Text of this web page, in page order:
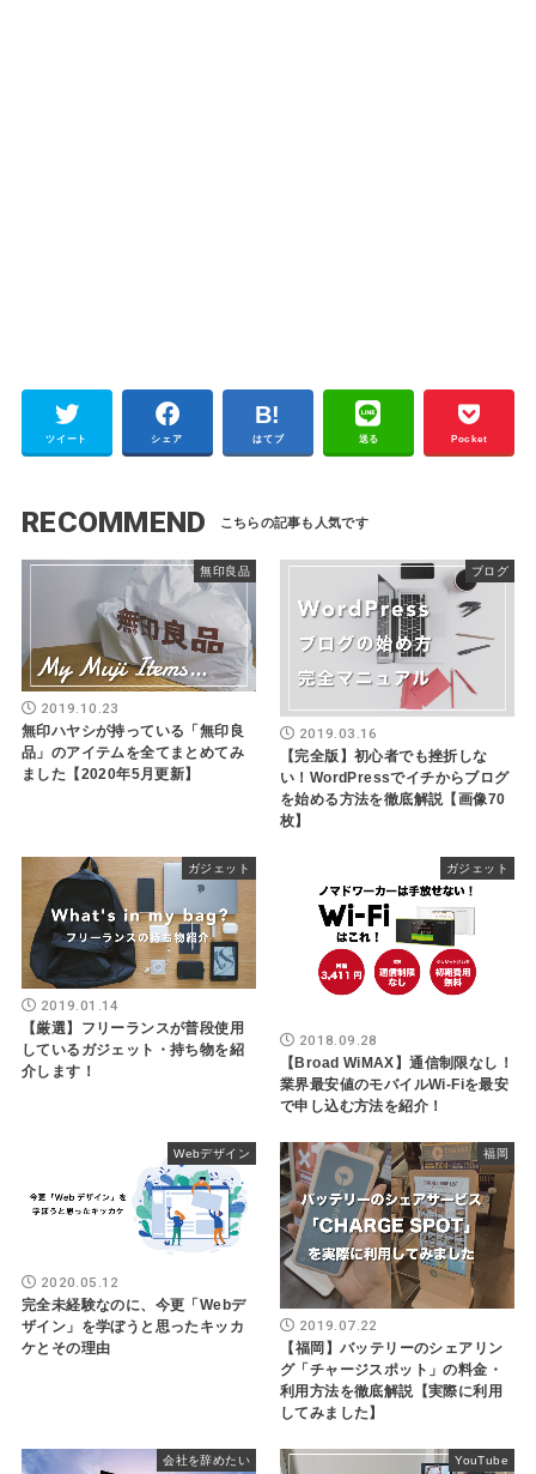
ツイート シェア はてブ 送る Pocket
RECOMMEND
無印良品
2019.10.23
無印ハヤシが持っている「無印良
品」のアイテムを全てまとめてみ
ました【2020年5月更新】
ブログ
2019.03.16
【完全版】初心者でも挫折しな
い！WordPressでイチからブログ
を始める方法を徹底解説【画像70
枚】
ガジェット
2019.01.14
【厳選】フリーランスが普段使用
しているガジェット・持ち物を紹
介します！
ガジェット
2018.09.28
【Broad WiMAX】通信制限なし！
業界最安値のモバイルWi-Fiを最安
で申し込む方法を紹介！
Webデザイン
2020.05.12
完全未経験なのに、今更「Webデ
ザイン」を学ぼうと思ったキッカ
ケとその理由
福岡
2019.07.22
【福岡】バッテリーのシェアリン
グ「チャージスポット」の料金・
利用方法を徹底解説【実際に利用
してみました】
会社を辞めたい YouTube